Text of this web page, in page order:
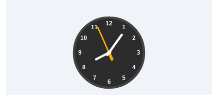
12
1
2
3
4
5
6
7
8
9
10
11